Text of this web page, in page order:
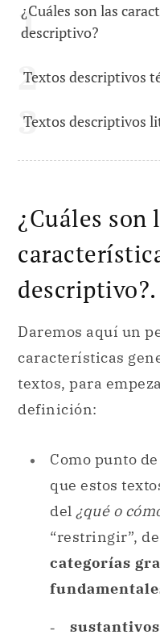
¿Cuáles son las
descriptivo?
Textos descriptivos
Textos descriptivos
¿Cuáles son
descriptivo?.
Daremos aquí un
características
textos, para
definición:
Como punto
que estos
del ¿qué o
“restringir”,
categorías
sustantivos